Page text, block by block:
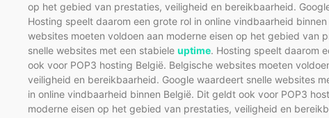
op het gebied van prestaties, veiligheid en bereikbaarheid.
Hosting speelt daarom een grote rol in online vindbaarheid
websites moeten voldoen aan moderne eisen op het gebied van
snelle websites met een stabiele uptime. Hosting speelt daarom
ook voor POP3 hosting België. Belgische websites moeten
veiligheid en bereikbaarheid. Google waardeert snelle websites
in online vindbaarheid binnen België. Dit geldt ook voor POP3
moderne eisen op het gebied van prestaties, veiligheid en